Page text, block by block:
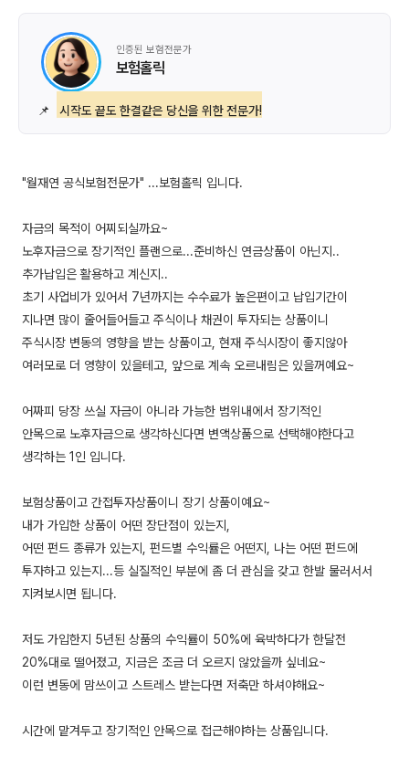
인증된 보험전문가
보험홀릭
📌 시작도 끝도 한결같은 당신을 위한 전문가!
"월재연 공식보험전문가" ...보험홀릭 입니다.
자금의 목적이 어찌되실까요~
노후자금으로 장기적인 플랜으로...준비하신 연금상품이 아닌지..
추가납입은 활용하고 계신지..
초기 사업비가 있어서 7년까지는 수수료가 높은편이고 납입기간이
지나면 많이 줄어들어들고 주식이나 채권이 투자되는 상품이니
주식시장 변동의 영향을 받는 상품이고, 현재 주식시장이 좋지않아
여러모로 더 영향이 있을테고, 앞으로 계속 오르내림은 있을꺼예요~
어짜피 당장 쓰실 자금이 아니라 가능한 범위내에서 장기적인
안목으로 노후자금으로 생각하신다면 변액상품으로 선택해야한다고
생각하는 1인 입니다.
보험상품이고 간접투자상품이니 장기 상품이예요~
내가 가입한 상품이 어떤 장단점이 있는지,
어떤 펀드 종류가 있는지, 펀드별 수익률은 어떤지, 나는 어떤 펀드에
투자하고 있는지...등 실질적인 부분에 좀 더 관심을 갖고 한발 물러서서
지켜보시면 됩니다.
저도 가입한지 5년된 상품의 수익률이 50%에 육박하다가 한달전
20%대로 떨어졌고, 지금은 조금 더 오르지 않았을까 싶네요~
이런 변동에 맘쓰이고 스트레스 받는다면 저축만 하셔야해요~
시간에 맡겨두고 장기적인 안목으로 접근해야하는 상품입니다.